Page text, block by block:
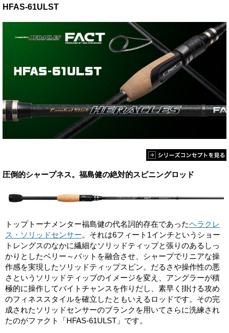
HFAS-61ULST
圧倒的シャープネス。福島健の絶対的スピニングロッド
トップトーナメンター福島健の代名詞的存在であったヘラクレ
ス・ソリッドセンサー。それは6フィート1インチというショー
トレングスのなかに繊細なソリッドティップと張りのあるしっ
かりとしたベリー～バットを融合させ、シャープでリニアな操
作感を実現したソリッドティップスピン。だるさや操作性の悪
さというソリッドティップのイメージを変え、アングラーが積
極的に操作してバイトチャンスを作りだし、素早く掛ける攻め
のフィネススタイルを確立したともいえるロッドです。その完
成されたソリッドセンサーのブランクを用いてさらに洗練され
たのがファクト「HFAS-61ULST」です。